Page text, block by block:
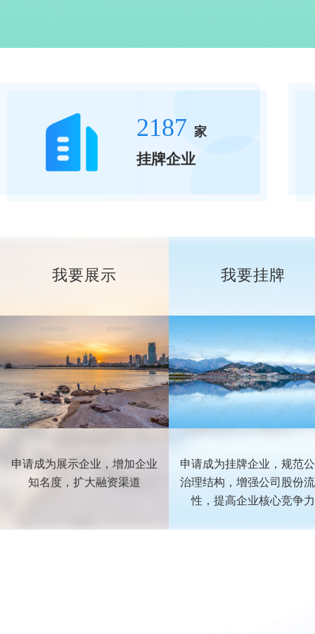
2187 家
挂牌企业
我要展示
申请成为展示企业，增加企业
知名度，扩大融资渠道
我要挂牌
申请成为挂牌企业，规范
治理结构，增强公司股份
性，提高企业核心竞争力